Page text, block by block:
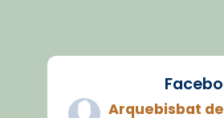
Arquebisbat